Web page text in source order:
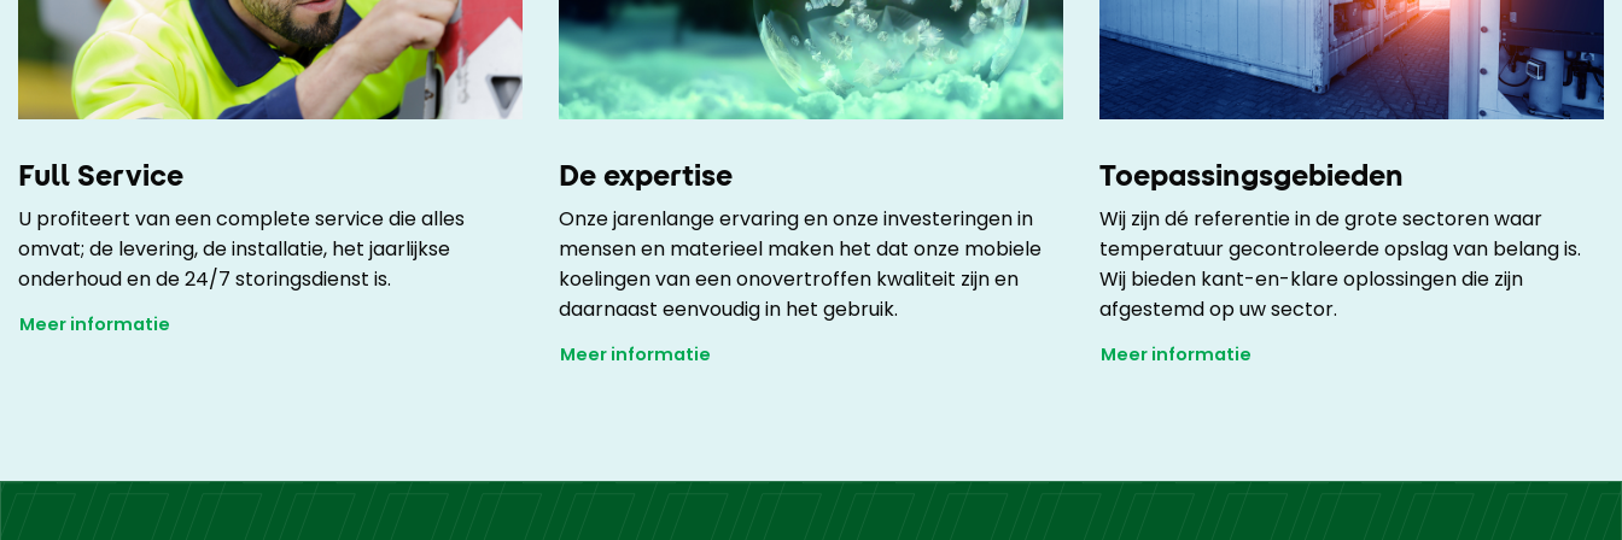
Full Service
U profiteert van een complete service die alles
omvat; de levering, de installatie, het jaarlijkse
onderhoud en de 24/7 storingsdienst is.
Meer informatie
De expertise
Onze jarenlange ervaring en onze investeringen in
mensen en materieel maken het dat onze mobiele
koelingen van een onovertroffen kwaliteit zijn en
daarnaast eenvoudig in het gebruik.
Meer informatie
Toepassingsgebieden
Wij zijn dé referentie in de grote sectoren waar
temperatuur gecontroleerde opslag van belang is.
Wij bieden kant-en-klare oplossingen die zijn
afgestemd op uw sector.
Meer informatie